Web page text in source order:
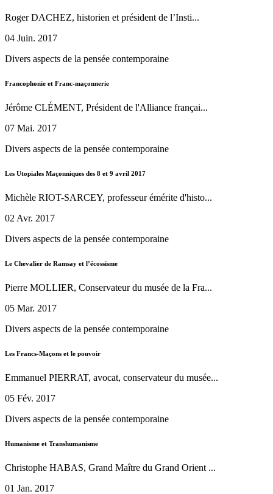
Roger DACHEZ, historien et président de l’Insti...
04 Juin. 2017
Divers aspects de la pensée contemporaine
Francophonie et Franc-maçonnerie
Jérôme CLÉMENT, Président de l'Alliance françai...
07 Mai. 2017
Divers aspects de la pensée contemporaine
Les Utopiales Maçonniques des 8 et 9 avril 2017
Michèle RIOT-SARCEY, professeur émérite d'histo...
02 Avr. 2017
Divers aspects de la pensée contemporaine
Le Chevalier de Ramsay et l’écossisme
Pierre MOLLIER, Conservateur du musée de la Fra...
05 Mar. 2017
Divers aspects de la pensée contemporaine
Les Francs-Maçons et le pouvoir
Emmanuel PIERRAT, avocat, conservateur du musée...
05 Fév. 2017
Divers aspects de la pensée contemporaine
Humanisme et Transhumanisme
Christophe HABAS, Grand Maître du Grand Orient ...
01 Jan. 2017